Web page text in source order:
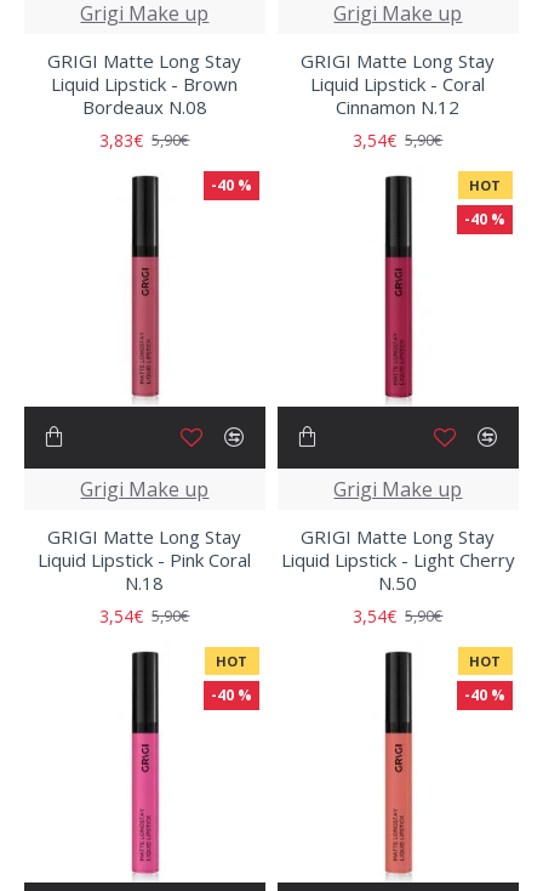
Grigi Make up
GRIGI Matte Long Stay
Liquid Lipstick - Brown
Bordeaux N.08
3,83€ 5,90€
Grigi Make up
GRIGI Matte Long Stay
Liquid Lipstick - Coral
Cinnamon N.12
3,54€ 5,90€
-40 %
Grigi Make up
GRIGI Matte Long Stay
Liquid Lipstick - Pink Coral
N.18
3,54€ 5,90€
HOT
-40 %
Grigi Make up
GRIGI Matte Long Stay
Liquid Lipstick - Light Cherry
N.50
3,54€ 5,90€
HOT
-40 %
HOT
-40 %